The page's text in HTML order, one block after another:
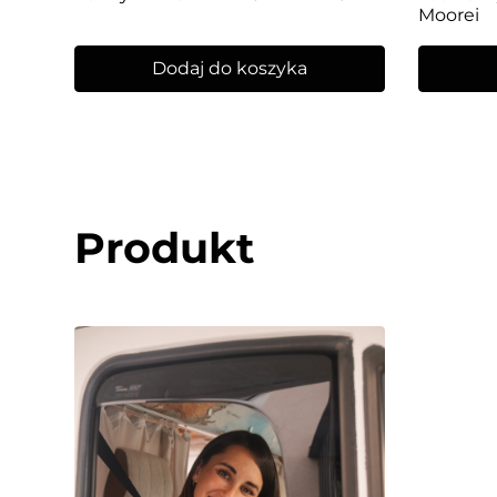
Dodaj do koszyka
Moorei
Produkt